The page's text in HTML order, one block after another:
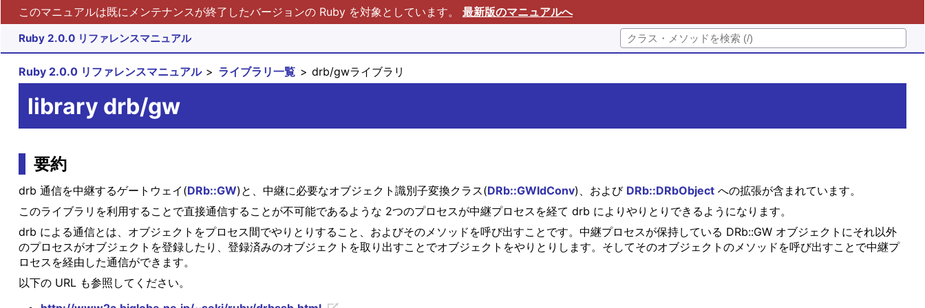
このマニュアルは既にメンテナンスが終了したバージョンの Ruby を対象としています。 最新版のマニュアルへ
Ruby 2.0.0 リファレンスマニュアル
Ruby 2.0.0 リファレンスマニュアル ライブラリ一覧 drb/gwライブラリ
library drb/gw
要約
drb 通信を中継するゲートウェイ(DRb::GW)と、中継に必要なオブジェクト識別子変換クラス(DRb::GWIdConv)、および DRb::DRbObjectへの拡張が含まれています。
このライブラリを利用することで直接通信することが不可能であるような 2つのプロセスが中継プロセスを経て drb によりやりとりできるようになります。
drb による通信とは、オブジェクトをプロセス間でやりとりすること、およびそのメソッドを呼び出すことです。中継プロセスが保持している DRb::GW オブジェクトにそれ以外
のプロセスがオブジェクトを登録したり、登録済みのオブジェクトを取り出すことでオブジェクトをやりとりします。そしてそのオブジェクトのメソッドを呼び出すことで中継プ
ロセスを経由した通信ができます。
以下の URL も参照してください。